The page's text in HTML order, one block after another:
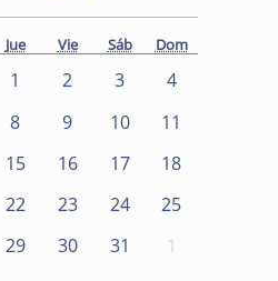
Jue Vie Sáb Dom
1 2 3
4
8 9 10
11
15 16 17
18
22 23 24
25
29 30 31 1